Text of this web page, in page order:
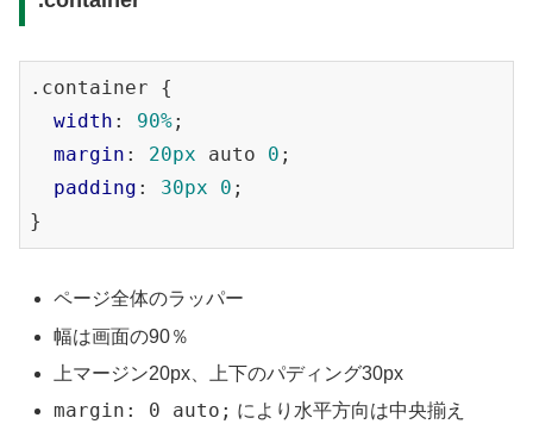
.container {
width : 90%;
margin : 20px auto 0 ;
padding : 30px 0 ;
ページ全体のラッパー
幅は画面の90％
上マージン20px、上下のパディング30px
margin: 0 auto; により水平方向は中央揃え